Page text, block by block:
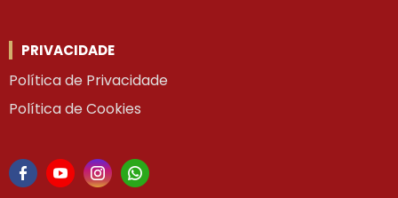
PRIVACIDADE
Política de Privacidade
Política de Cookies